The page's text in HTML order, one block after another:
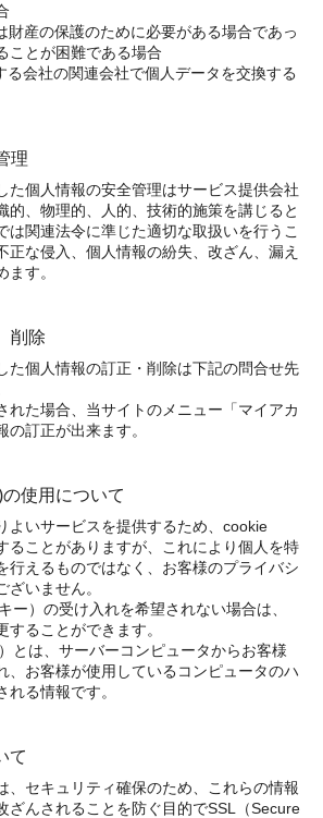
財産の保護のために必要がある場合であっ
ことが困難である場合
る会社の関連会社で個人データを交換する
理
た個人情報の安全管理はサービス提供会社
的、物理的、人的、技術的施策を講じると
は関連法令に準じた適切な取扱いを行うこ
正な侵入、個人情報の紛失、改ざん、漏え
す。
削除
た個人情報の訂正・削除は下記の問合せ先
れた場合、当サイトのメニュー「マイアカ
の訂正が出来ます。
使用について
よいサービスを提供するため、cookie
ることがありますが、これにより個人を特
行えるものではなく、お客様のプライバシ
ざいません。
ー）の受け入れを希望されない場合は、
ることができます。
とは、サーバーコンピュータからお客様
、お客様が使用しているコンピュータのハ
れる情報です。
て
、セキュリティ確保のため、これらの情報
ざんされることを防ぐ目的でSSL（Secure